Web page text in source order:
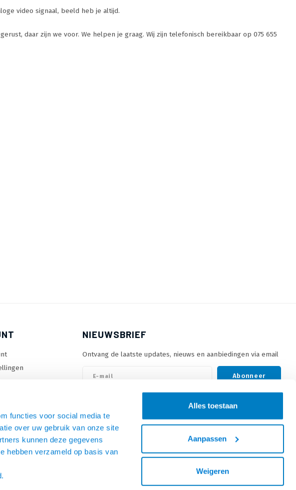
functies voor social media te
over uw gebruik van onze site
kunnen deze gegevens
hebben verzameld op basis van
Alles toestaan
Aanpassen
Weigeren
video signaal, beeld heb je altijd.
daar zijn we voor. We helpen je graag. Wij zijn telefonisch bereikbaar op 075 655
NIEUWSBRIEF
Ontvang de laatste updates, nieuws en aanbiedingen via email
Abonneer
VOLG ONS